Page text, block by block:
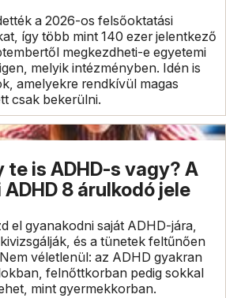
a 2026-os felsőoktatási
így több mint 140 ezer jelentkező
megkezdheti-e egyetemi
melyik intézményben. Idén is
amelyekre rendkívül magas
csak bekerülni.
te is ADHD-s vagy? A
8 árulkodó jele
el gyanakodni saját ADHD-jára,
és a tünetek feltűnően
véletlenül: az ADHD gyakran
felnőttkorban pedig sokkal
mint gyermekkorban.